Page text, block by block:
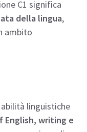
C1 significa
della lingua,
ambito
linguistiche
English, writing e